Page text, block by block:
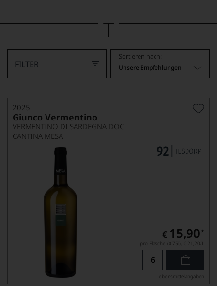
von
FILTER
Sortieren nach:
Unsere Empfehlungen
2025
Giunco Vermentino
VERMENTINO DI SARDEGNA DOC
CANTINA MESA
€ 15,90 *
pro Flasche (0.75l), € 21,20/L
Lebensmittel­angaben